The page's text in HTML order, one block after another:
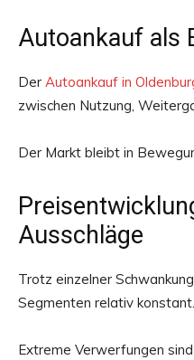
Autoankauf als
Der Autoankauf in
zwischen Nutzung,
Der Markt bleibt in
Ausschläge
Trotz einzelner
Segmenten relativ konstant.
Extreme Verwerfungen